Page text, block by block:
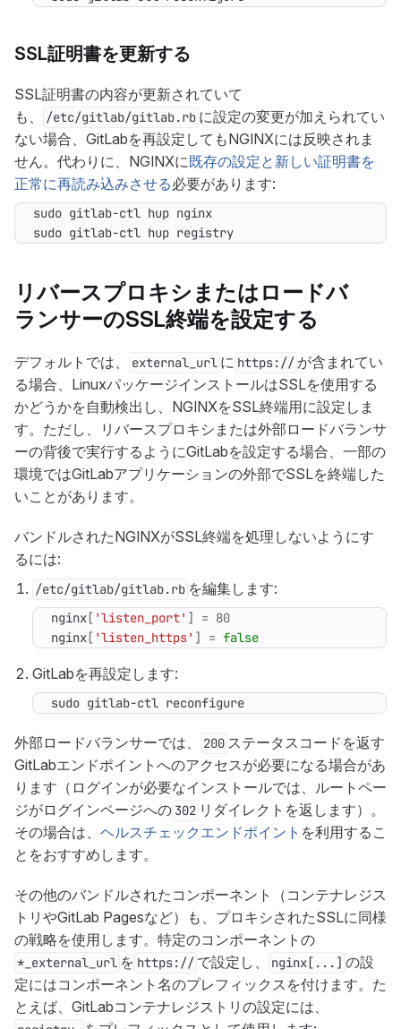
SSL証明書を更新する
SSL証明書の内容が更新されていて
も、
/etc/gitlab/gitlab.rb に設定の変更が加えられてい
ない場合、GitLabを再設定してもNGINXには反映されま
せん。代わりに、NGINXに既存の設定と新しい証明書を
正常に再読み込みさせる必要があります:
sudo gitlab-ctl hup registry
リバースプロキシまたはロードバ
ランサーのSSL終端を設定する
デフォルトでは、 external_url に https:// が含まれてい
る場合、LinuxパッケージインストールはSSLを使用する
かどうかを自動検出し、NGINXをSSL終端用に設定しま
す。ただし、リバースプロキシまたは外部ロードバランサ
ーの背後で実行するようにGitLabを設定する場合、一部の
環境ではGitLabアプリケーションの外部でSSLを終端した
いことがあります。
バンドルされたNGINXがSSL終端を処理しないようにす
るには:
/etc/gitlab/gitlab.rb を編集します:
nginx[ 'listen_port' ] = 80
nginx[ 'listen_https' ] = false
GitLabを再設定します:
sudo gitlab-ctl reconfigure
外部ロードバランサーでは、 200 ステータスコードを返す
GitLabエンドポイントへのアクセスが必要になる場合があ
ります（ログインが必要なインストールでは、ルートペー
ジがログインページへの 302 リダイレクトを返します）。
その場合は、 ヘルスチェックエンドポイント を利用するこ
とをおすすめします。
その他のバンドルされたコンポーネント（コンテナレジス
トリやGitLab Pagesなど）も、プロキシされたSSLに同様
の戦略を使用します。特定のコンポーネントの
*_external_url を https:// で設定し、 nginx[...] の設
定にはコンポーネント名のプレフィックスを付けます。た
とえば、GitLabコンテナレジストリの設定には、